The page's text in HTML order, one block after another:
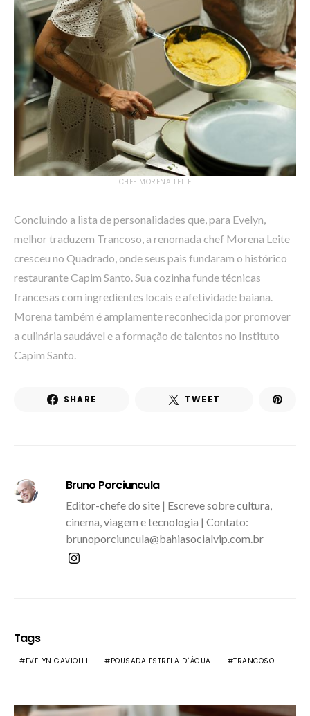
CHEF MORENA LEITE
Concluindo a lista de personalidades que, para Evelyn,
melhor traduzem Trancoso, a renomada chef Morena Leite
cresceu no Quadrado, onde seus pais fundaram o histórico
restaurante Capim Santo. Sua cozinha funde técnicas
francesas com ingredientes locais e afetividade baiana.
Morena também é amplamente reconhecida por promover
a culinária saudável e a formação de talentos no Instituto
Capim Santo.
SHARE TWEET
Bruno Porciuncula
Editor-chefe do site | Escreve sobre cultura,
cinema, viagem e tecnologia | Contato:
brunoporciuncula@bahiasocialvip.com.br
Tags
EVELYN GAVIOLLI POUSADA ESTRELA D´ÁGUA TRANCOSO